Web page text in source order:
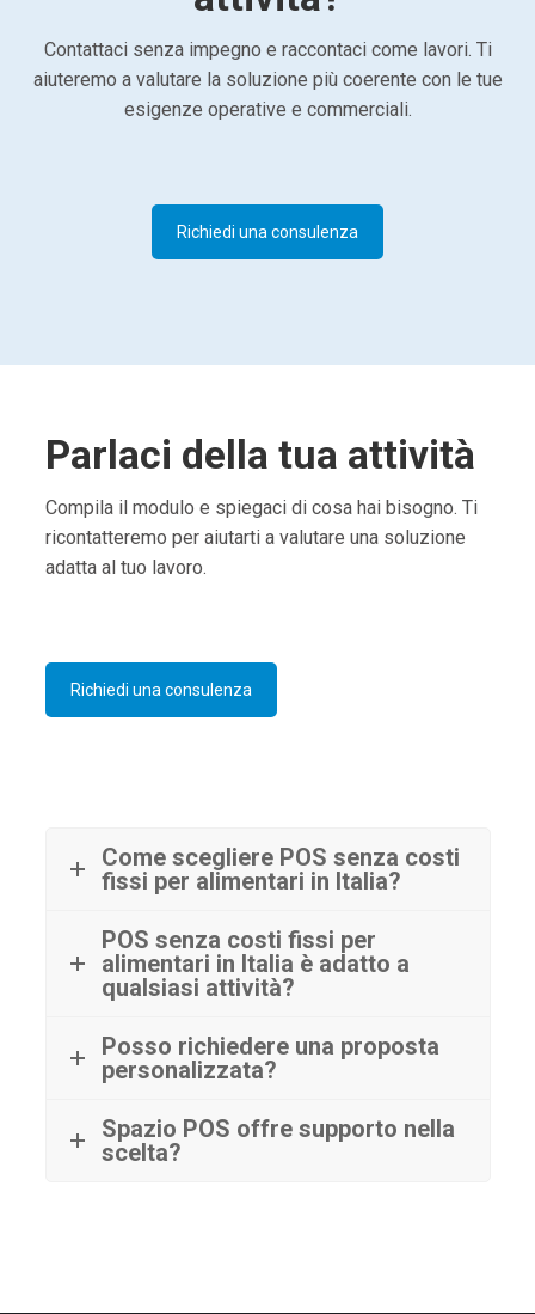
Contattaci senza impegno e raccontaci come lavori. Ti
aiuteremo a valutare la soluzione più coerente con le tue
esigenze operative e commerciali.
Richiedi una consulenza
Parlaci della tua attività
Compila il modulo e spiegaci di cosa hai bisogno. Ti
ricontatteremo per aiutarti a valutare una soluzione
adatta al tuo lavoro.
Richiedi una consulenza
Come scegliere POS senza costi
fissi per alimentari in Italia?
POS senza costi fissi per
alimentari in Italia è adatto a
qualsiasi attività?
Posso richiedere una proposta
personalizzata?
Spazio POS offre supporto nella
scelta?